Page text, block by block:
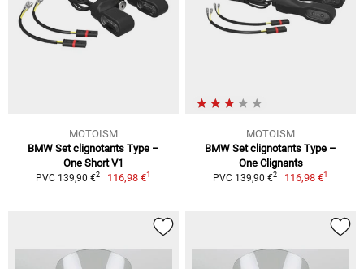
MOTOISM
BMW Set clignotants Type –
One Short V1
PVC 139,90 €2 116,98 €1
MOTOISM
BMW Set clignotants Type –
One Clignants
PVC 139,90 €2 116,98 €1